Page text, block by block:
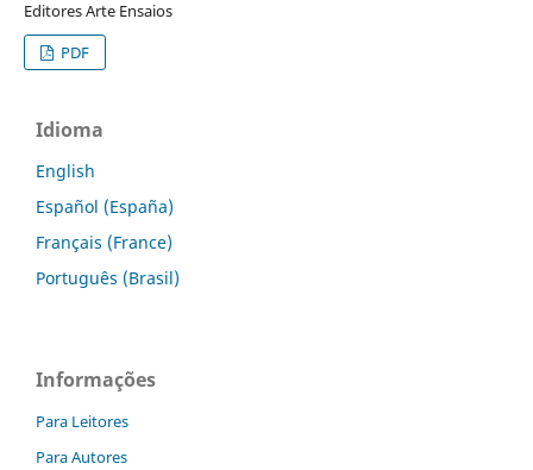
Editores Arte Ensaios
PDF
Idioma
English
Español (España)
Français (France)
Português (Brasil)
Informações
Para Leitores
Para Autores